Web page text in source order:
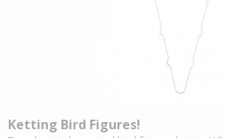
Ketting Bird Figures!